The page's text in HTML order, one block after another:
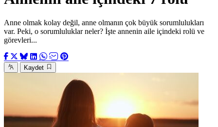
Anne olmak kolay değil, anne olmanın çok büyük sorumlulukları
var. Peki, o sorumluluklar neler? İşte annenin aile içindeki rolü ve
görevleri...
Kaydet